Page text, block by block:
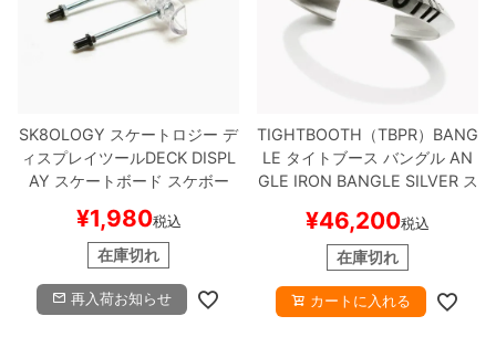
SK8OLOGY スケートロジー デ
ィスプレイツールDECK DISPL
AY スケートボード スケボー
¥1,980税込
在庫切れ
再入荷お知らせ
TIGHTBOOTH（TBPR）BANG
LE タイトブース バングル AN
GLE IRON BANGLE SILVERス
¥46,200税込
在庫切れ
カートに入れる